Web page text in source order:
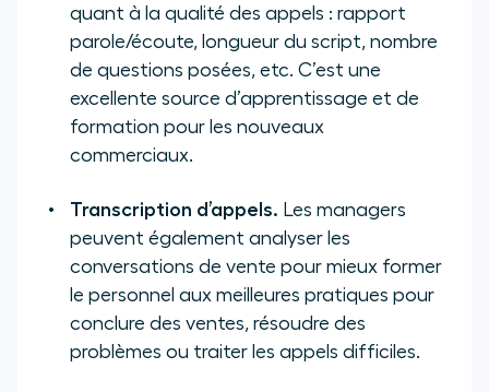
quant à la qualité des appels : rapport
parole/écoute, longueur du script, nombre
de questions posées, etc. C’est une
excellente source d’apprentissage et de
formation pour les nouveaux
commerciaux.
Transcription d’appels. Les managers
peuvent également analyser les
conversations de vente pour mieux former
le personnel aux meilleures pratiques pour
conclure des ventes, résoudre des
problèmes ou traiter les appels difficiles.